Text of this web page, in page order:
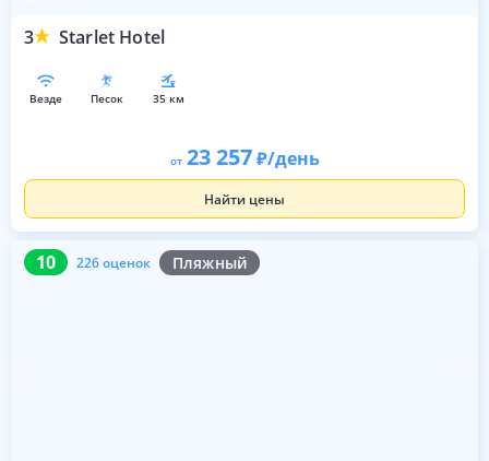
3 Starlet Hotel
везде песок 35 км
от 23 257 /день
Найти цены
10 226 оценок Пляжный
10 226 оценок